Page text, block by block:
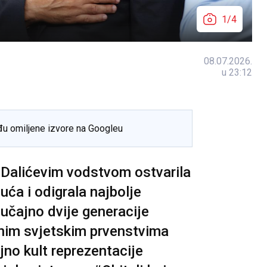
1/4
08.07.2026.
u 23:12
omiljene izvore na Googleu
vodstvom ostvarila
i odigrala najbolje
dvije generacije
svjetskim prvenstvima
kult reprezentacije